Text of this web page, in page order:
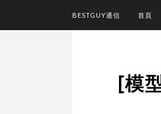
BESTGUY通信 首頁
[模